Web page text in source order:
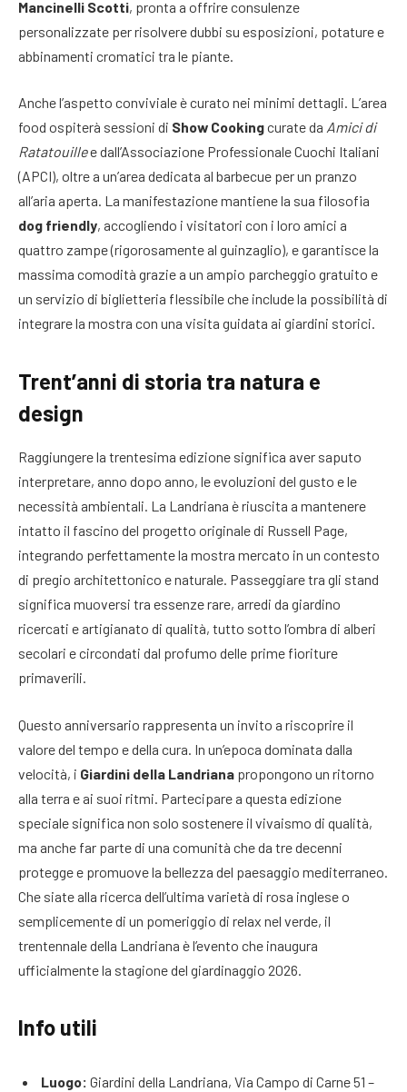
Mancinelli Scotti, pronta a offrire consulenze
personalizzate per risolvere dubbi su esposizioni, potature e
abbinamenti cromatici tra le piante.
Anche l’aspetto conviviale è curato nei minimi dettagli. L’area
food ospiterà sessioni di Show Cookingcurate da Amici di
Ratatouillee dall’Associazione Professionale Cuochi Italiani
(APCI), oltre a un’area dedicata al barbecue per un pranzo
all’aria aperta. La manifestazione mantiene la sua filosofia
dog friendly, accogliendo i visitatori con i loro amici a
quattro zampe (rigorosamente al guinzaglio), e garantisce la
massima comodità grazie a un ampio parcheggio gratuito e
un servizio di biglietteria flessibile che include la possibilità di
integrare la mostra con una visita guidata ai giardini storici.
Trent’anni di storia tra natura e
design
Raggiungere la trentesima edizione significa aver saputo
interpretare, anno dopo anno, le evoluzioni del gusto e le
necessità ambientali. La Landriana è riuscita a mantenere
intatto il fascino del progetto originale di Russell Page,
integrando perfettamente la mostra mercato in un contesto
di pregio architettonico e naturale. Passeggiare tra gli stand
significa muoversi tra essenze rare, arredi da giardino
ricercati e artigianato di qualità, tutto sotto l’ombra di alberi
secolari e circondati dal profumo delle prime fioriture
primaverili.
Questo anniversario rappresenta un invito a riscoprire il
valore del tempo e della cura. In un’epoca dominata dalla
velocità, i Giardini della Landriana propongono un ritorno
alla terra e ai suoi ritmi. Partecipare a questa edizione
speciale significa non solo sostenere il vivaismo di qualità,
ma anche far parte di una comunità che da tre decenni
protegge e promuove la bellezza del paesaggio mediterraneo.
Che siate alla ricerca dell’ultima varietà di rosa inglese o
semplicemente di un pomeriggio di relax nel verde, il
trentennale della Landriana è l’evento che inaugura
ufficialmente la stagione del giardinaggio 2026.
Info utili
Luogo: Giardini della Landriana, Via Campo di Carne 51 –